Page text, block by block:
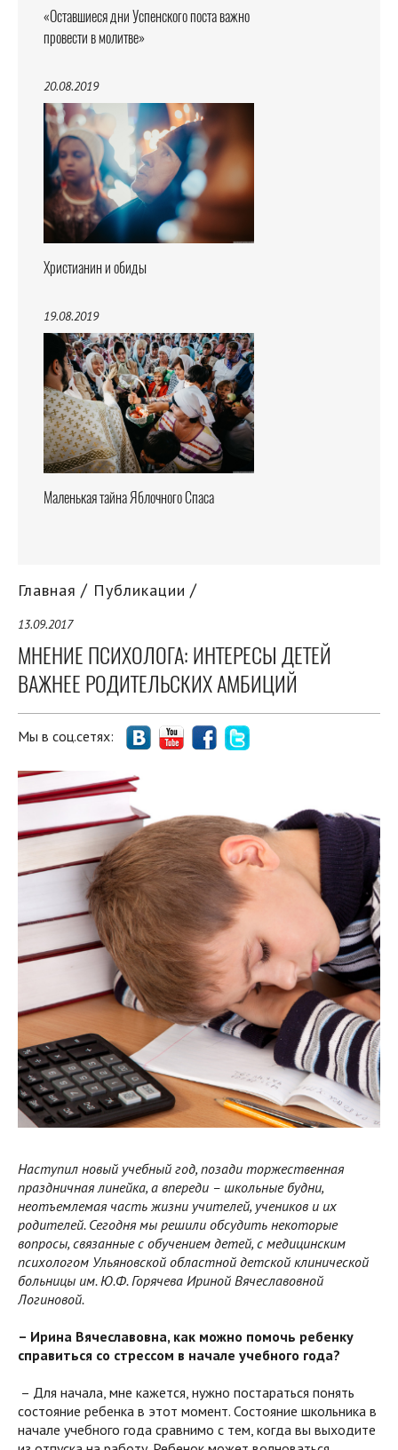
«Оставшиеся дни Успенского поста важно
провести в молитве»
20.08.2019
Христианин и обиды
19.08.2019
Маленькая тайна Яблочного Спаса
Главная Публикации
13.09.2017
МНЕНИЕ ПСИХОЛОГА: ИНТЕРЕСЫ ДЕТЕЙ
ВАЖНЕЕ РОДИТЕЛЬСКИХ АМБИЦИЙ
Мы в соц.сетях:
Наступил новый учебный год, позади торжественная
праздничная линейка, а впереди – школьные будни,
неотъемлемая часть жизни учителей, учеников и их
родителей. Сегодня мы решили обсудить некоторые
вопросы, связанные с обучением детей, с медицинским
психологом Ульяновской областной детской клинической
больницы им. Ю.Ф. Горячева Ириной Вячеславовной
Логиновой.
– Ирина Вячеславовна, как можно помочь ребенку
справиться со стрессом в начале учебного года?
– Для начала, мне кажется, нужно постараться понять
состояние ребенка в этот момент. Состояние школьника в
начале учебного года сравнимо с тем, когда вы выходите